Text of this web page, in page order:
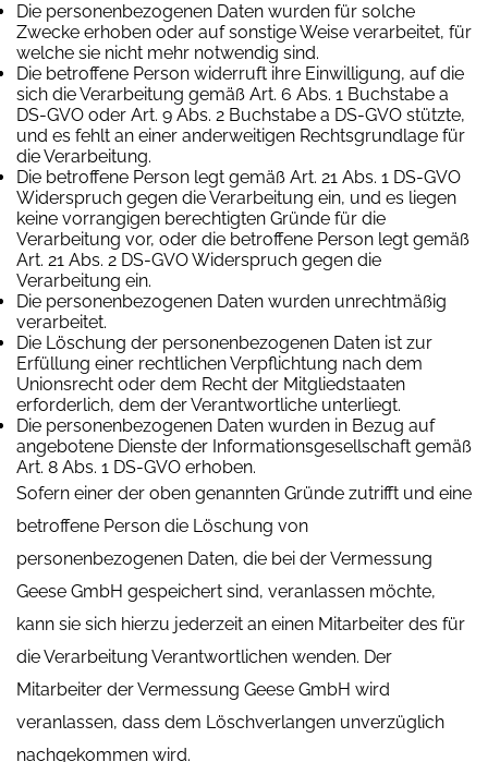
Die personenbezogenen Daten wurden für solche
Zwecke erhoben oder auf sonstige Weise verarbeitet, für
welche sie nicht mehr notwendig sind.
Die betroffene Person widerruft ihre Einwilligung, auf die
sich die Verarbeitung gemäß Art. 6 Abs. 1 Buchstabe a
DS-GVO oder Art. 9 Abs. 2 Buchstabe a DS-GVO stützte,
und es fehlt an einer anderweitigen Rechtsgrundlage für
die Verarbeitung.
Die betroffene Person legt gemäß Art. 21 Abs. 1 DS-GVO
Widerspruch gegen die Verarbeitung ein, und es liegen
keine vorrangigen berechtigten Gründe für die
Verarbeitung vor, oder die betroffene Person legt gemäß
Art. 21 Abs. 2 DS-GVO Widerspruch gegen die
Verarbeitung ein.
Die personenbezogenen Daten wurden unrechtmäßig
verarbeitet.
Die Löschung der personenbezogenen Daten ist zur
Erfüllung einer rechtlichen Verpflichtung nach dem
Unionsrecht oder dem Recht der Mitgliedstaaten
erforderlich, dem der Verantwortliche unterliegt.
Die personenbezogenen Daten wurden in Bezug auf
angebotene Dienste der Informationsgesellschaft gemäß
Art. 8 Abs. 1 DS-GVO erhoben.
Sofern einer der oben genannten Gründe zutrifft und eine
betroffene Person die Löschung von
personenbezogenen Daten, die bei der Vermessung
Geese GmbH gespeichert sind, veranlassen möchte,
kann sie sich hierzu jederzeit an einen Mitarbeiter des für
die Verarbeitung Verantwortlichen wenden. Der
Mitarbeiter der Vermessung Geese GmbH wird
veranlassen, dass dem Löschverlangen unverzüglich
nachgekommen wird.